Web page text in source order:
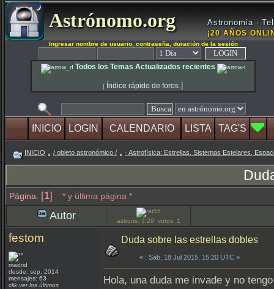
Astrónomo.org Astronomía ·
¡20 AÑOS
Ingresar nombre de usuario, contraseña, duración de la sesión
Todos los Temas Actualizados recientes
| Índice rápido de foros |
INICIO LOGIN CALENDARIO LISTA TAG'S
INICIO / objeto astronómico / · Astrofísica: Estrellas, Sistemas Estelares,
Página: [1] * y última página *
Autor astrons: 3.29 votos: 1
festom
madrid
desde: sep, 2014
mensajes: 63
clik ver los últimos
Duda sobre las estrellas dobles
« : Sáb, 18 Jul 2015, 15:20 UTC »
Hola, una duda me invade y no